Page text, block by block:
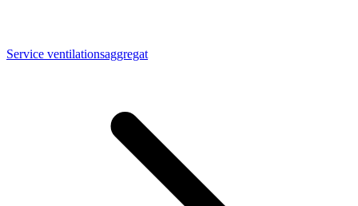
Service ventilationsaggregat